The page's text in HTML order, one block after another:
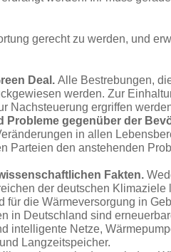
gerecht zu werden, und
Deal. Alle Bestrebun­gen,
werden. Zur
Nachsteuerung ergriffen
Probleme gegenüber der
in allen
Parteien den anstehenden
Fakten.
der deutschen Klimaziele
für die Wärmeversorgung in
in Deutschland sind
intelligente Netze,
Langzeitspeicher.